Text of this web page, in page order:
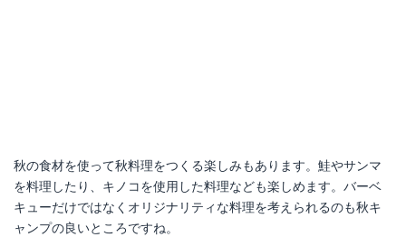
秋の食材を使って秋料理をつくる楽しみもあります。鮭やサンマ
を料理したり、キノコを使用した料理なども楽しめます。バーベ
キューだけではなくオリジナリティな料理を考えられるのも秋キ
ャンプの良いところですね。